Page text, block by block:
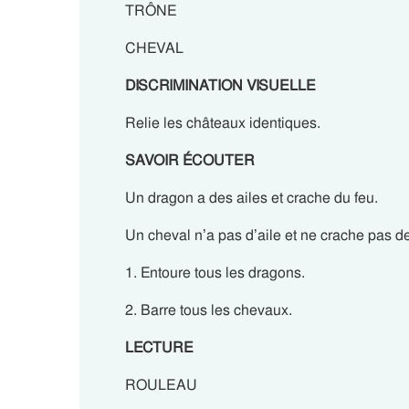
TRÔNE
CHEVAL
DISCRIMINATION VISUELLE
Relie les châteaux identiques.
SAVOIR ÉCOUTER
Un dragon a des ailes et crache du feu.
Un cheval n’a pas d’aile et ne crache pas
1. Entoure tous les dragons.
2. Barre tous les chevaux.
LECTURE
ROULEAU